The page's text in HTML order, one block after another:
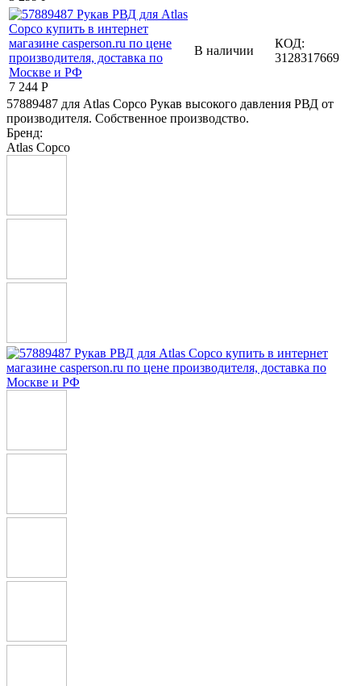
7 244 Р
В наличии
КОД:
3128317669
57889487 для Atlas Copco Рукав высокого давления РВД от
производителя. Собственное производство.
Бренд:
Atlas Copco